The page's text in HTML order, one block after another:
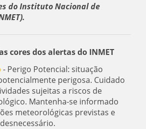
do Instituto Nacional de
cores dos alertas do INMET
- Perigo Potencial: situação
perigosa. Cuidado
sujeitas a riscos de
Mantenha-se informado
meteorológicas previstas e